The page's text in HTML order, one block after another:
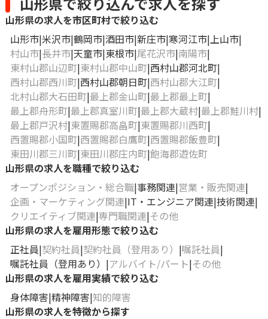
山形県の求人を市区町村で絞り込む
山形市 米沢市 鶴岡市 酒田市 新庄市 寒河江市 上山市
村山市 長井市 天童市 東根市 尾花沢市 南陽市
東村山郡山辺町 東村山郡中山町 西村山郡河北町
西村山郡西川町 西村山郡朝日町 西村山郡大江町
北村山郡大石田町 最上郡金山町 最上郡最上町
最上郡舟形町 最上郡真室川町 最上郡大蔵村 最上郡鮭川村
最上郡戸沢村 東置賜郡高畠町 東置賜郡川西町
西置賜郡小国町 西置賜郡白鷹町 西置賜郡飯豊町
東田川郡三川町 東田川郡庄内町 飽海郡遊佐町
山形県の求人を職種で絞り込む
オープンポジション・総合職 事務関連 営業・販売関連
企画・マーケティング関連 IT・エンジニア関連 技術関連
クリエイティブ関連 専門職関連 その他
山形県の求人を雇用形態で絞り込む
正社員 契約社員 契約社員（登用あり）
嘱託社員
嘱託社員（登用あり）
アルバイト/パート その他
山形県の求人を雇用実績で絞り込む
身体障害 精神障害 知的障害
山形県の求人を特徴から探す